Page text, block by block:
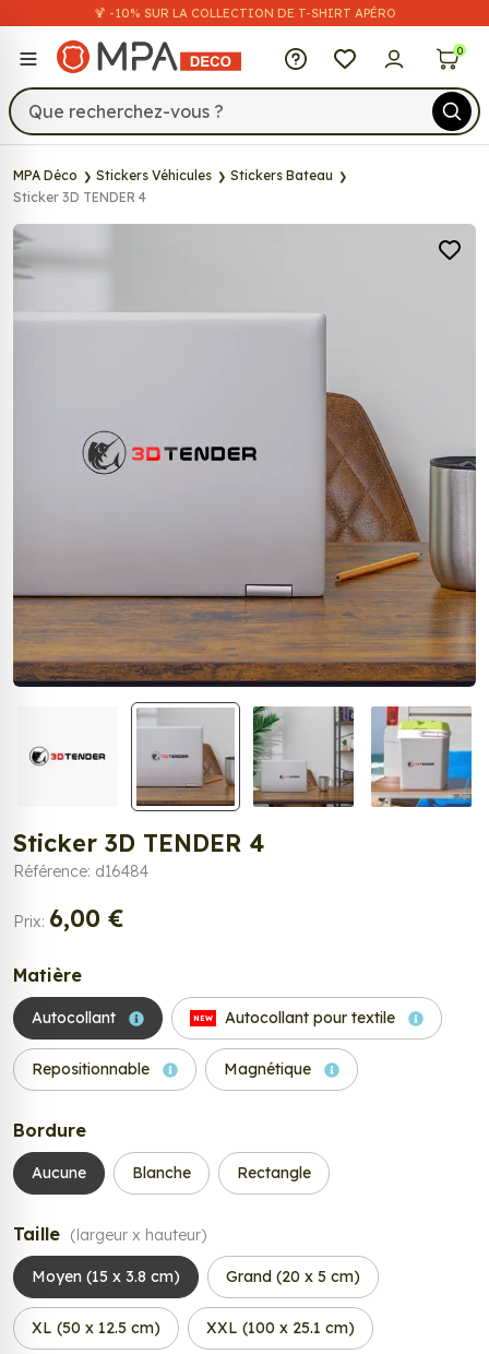
🍹 -10% SUR LA COLLECTION DE T-SHIRT APÉRO
MPA Déco 0
MPA Déco Stickers Véhicules
Stickers Bateau
Sticker 3D TENDER 4
Sticker 3D TENDER 4
Référence: d16484
Prix: 6,00 €
Matière
Autocollant NEW Autocollant pour textile
Repositionnable Magnétique
Bordure
Aucune Blanche Rectangle
Taille (largeur x hauteur)
Moyen (15 x 3.8 cm) Grand (20 x 5 cm)
XL (50 x 12.5 cm) XXL (100 x 25.1 cm)